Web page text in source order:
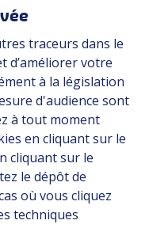
traceurs dans le
d’améliorer votre
à la législation
d'audience sont
à tout moment
en cliquant sur le
cliquant sur le
le dépôt de
où vous cliquez
techniques